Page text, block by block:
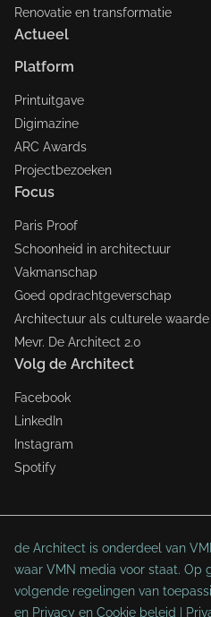
Renovatie en transformatie
Actueel
Platform
Printuitgave
Digimazine
ARC Awards
Projectbezoeken
Focus
Paris Proof
Schoonheid in architectuur
Vakmanschap
Goed opdrachtgeverschap
Architectuur als culturele waarde
Mevr. De Architect 2.0
Volg de Architect
Facebook
LinkedIn
Instagram
Spotify
de Architect is onderdeel van
waar VMN media voor staat. Op
volgende regelingen van
en Privacy en Cookie beleid